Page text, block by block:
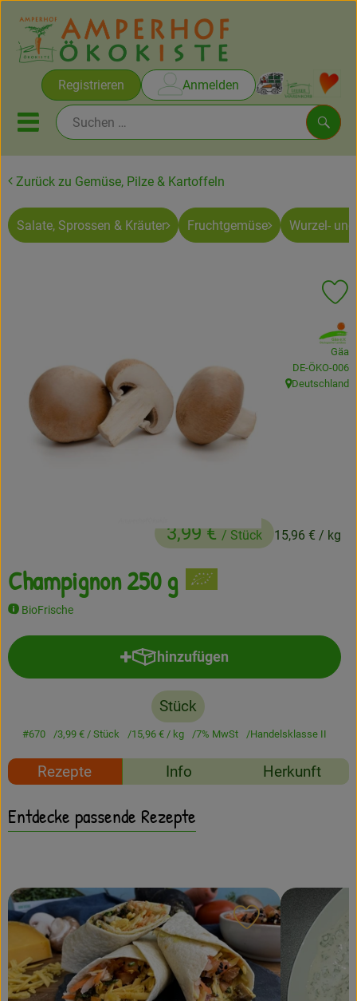
Registrieren Anmelden
Mobiles Menu öffnen oder
Rezepte
Frisches
Angebote
Haltbares
Gratis Ökokiste im Wert von 25 Euro
Entdecken
Über uns
Zurück zu Gemüse, Pilze & Kartoffeln
Salate, Sprossen & Kräuter Fruchtgemüse Wurzel-
Champignon 250 g
BioFrische
3,99 €/ Stück 15,96 € / kg
, Verband:
Gäa
, Kontrollstelle:
DE-ÖKO-006
, Herkunft:
Deutschland
hinzufügen
Produkt zum Warenkorb
Stück
#670 3,99 € / Stück 15,96 € / kg 7% MwSt Handelsklasse II
Rezepte Info Herkunft
Entdecke passende Rezepte
Rezept zu